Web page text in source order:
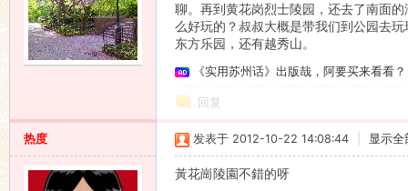
聊。再到黄花岗烈士陵园，还去了南面
么好玩的？叔叔大概是带我们到公园去
东方乐园，还有越秀山。
《实用苏州话》出版哉，阿要买来看看？
回复
热度 发表于 2012-10-22 14:08:44 显示全
黃花崗陵園不錯的呀